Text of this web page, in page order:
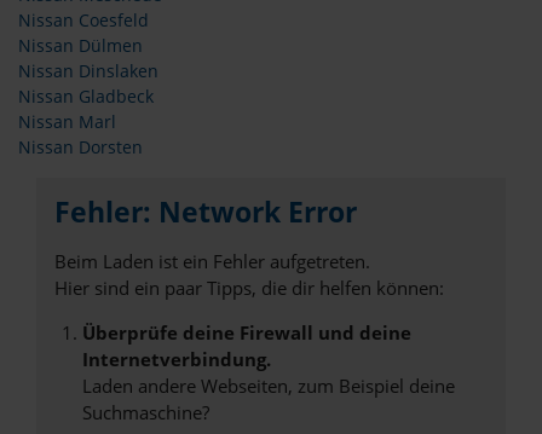
Nissan Coesfeld
Nissan Dülmen
Nissan Dinslaken
Nissan Gladbeck
Nissan Marl
Nissan Dorsten
Fehler: Network Error
Beim Laden ist ein Fehler aufgetreten.
Hier sind ein paar Tipps, die dir helfen können:
Überprüfe deine Firewall und deine
Internetverbindung.
Laden andere Webseiten, zum Beispiel deine
Suchmaschine?